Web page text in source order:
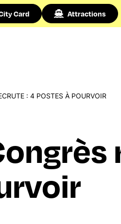
Card Attractions
: 4 POSTES À POURVOIR